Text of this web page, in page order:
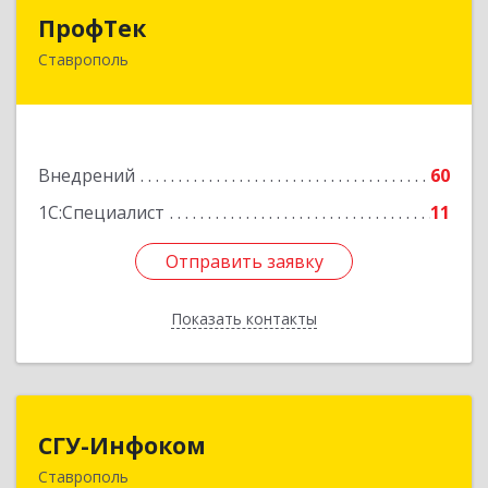
ПрофТек
Ставрополь
Внедрений
60
1С:Специалист
11
Отправить заявку
Показать контакты
355000, Ставропольский край, Ставрополь г,
Отправить заявку
Назад
СГУ-Инфоком
Ставрополь
355035, Ставропольский край, Ставрополь г,